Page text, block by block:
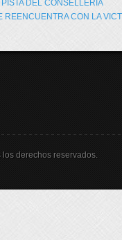
DEL CONSELLERIA
REENCUENTRA CON LA
derechos reservados.